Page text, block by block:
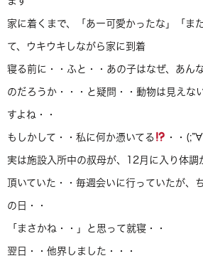
家に着くまで、「あー可愛かったな」「ま
て、ウキウキしながら家に到着
寝る前に・・ふと・・あの子はなぜ、あん
のだろうか・・・と疑問・・動物は見えな
すよね・・
もしかして・・私に何か憑いてる ・・
実は施設入所中の叔母が、12月に入り体調
頂いていた・・毎週会いに行っていたが、
の日・・
「まさかね・・」と思って就寝・・
翌日・・他界しました・・・